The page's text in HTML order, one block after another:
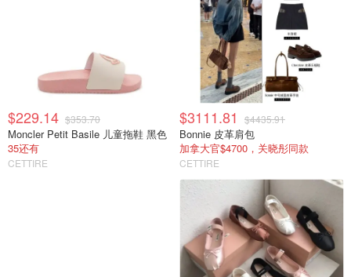
$229.14 $353.70
Moncler Petit Basile 儿童拖鞋 黑色
35还有
CETTIRE
$3111.81 $4435.91
Bonnie 皮革肩包
加拿大官$4700，关晓彤同款
CETTIRE